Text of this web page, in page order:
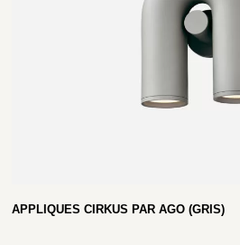
APPLIQUES CIRKUS PAR AGO (GRIS)